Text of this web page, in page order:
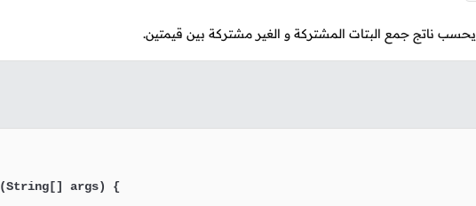
يحسب ناتج جمع البتات المشتركة و الغير مشتركة بين قيمتين.
(String[] args) {